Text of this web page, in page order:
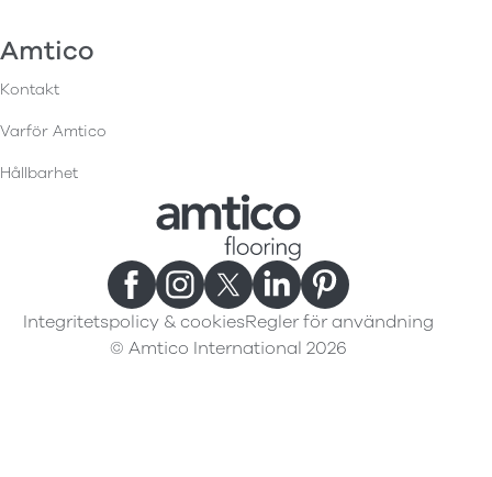
Amtico
Kontakt
Varför Amtico
Hållbarhet
Integritetspolicy & cookiesRegler för användning
© Amtico International 2026